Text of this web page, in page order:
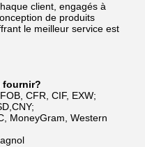
client, engagés à
de produits
le meilleur service est
fournir?
CFR, CIF, EXW;
MoneyGram, Western